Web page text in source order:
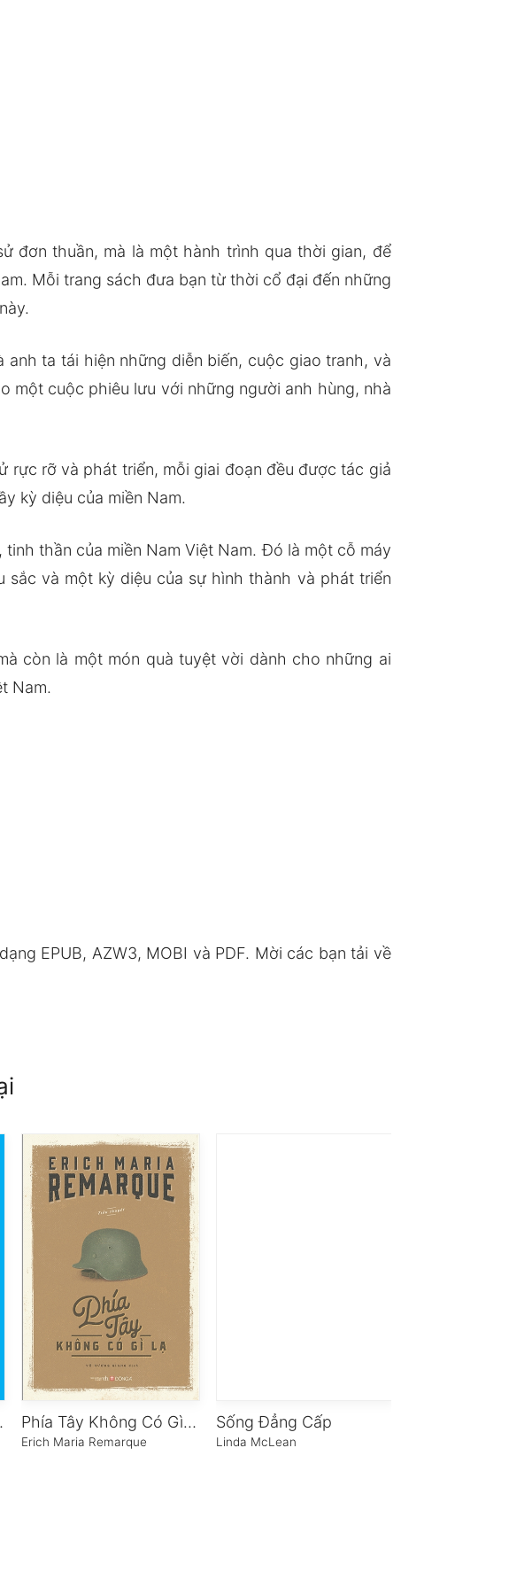
đơn thuần, mà là một hành trình qua thời gian, để
Mỗi trang sách đưa bạn từ thời cổ đại đến những
ta tái hiện những diễn biến, cuộc giao tranh, và
một cuộc phiêu lưu với những người anh hùng, nhà
rực rỡ và phát triển, mỗi giai đoạn đều được tác giả
kỳ diệu của miền Nam.
thần của miền Nam Việt Nam. Đó là một cỗ máy
và một kỳ diệu của sự hình thành và phát triển
còn là một món quà tuyệt vời dành cho những ai
Nam.
EPUB, AZW3, MOBI và PDF. Mời các bạn tải về
Phía Tây Không Có Gì Lạ
Erich Maria Remarque
Sống Đẳng Cấp
Linda McLean